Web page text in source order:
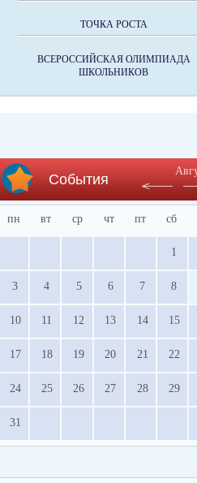
ТОЧКА РОСТА
ВСЕРОССИЙСКАЯ ОЛИМПИАДА
ШКОЛЬНИКОВ
События
пн вт ср чт пт сб
1
3 4 5 6 7 8
10 11 12 13 14 15
17 18 19 20 21 22
24 25 26 27 28 29
31